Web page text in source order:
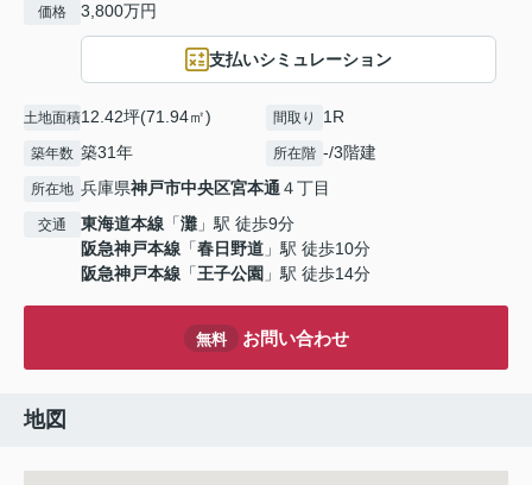
価格 3,800万円
支払いシミュレーション
土地面積12.42坪(71.94㎡) 間取り 1R
築年数 築31年 所在階 -/3階建
所在地 兵庫県神戸市中央区宮本通４丁目
交通 東海道本線 「灘 」駅 徒歩9分
阪急神戸本線 「春日野道 」駅 徒歩10分
阪急神戸本線 「王子公園 」駅 徒歩14分
無料 お問い合わせ
地図